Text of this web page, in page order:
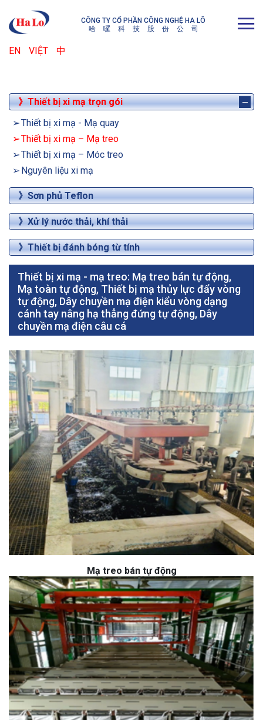
CÔNG TY CỔ PHẦN CÔNG NGHỆ HA LÔ
哈
囉 科 技 股 份 公 司
EN VIỆT 中
》Thiết bị xi mạ trọn gói
Thiết bị xi mạ - Mạ quay
Thiết bị xi mạ – Mạ treo
Thiết bị xi mạ – Móc treo
Nguyên liệu xi mạ
》Sơn phủ Teflon
》Xử lý nước thải, khí thải
》Thiết bị đánh bóng từ tính
Thiết bị xi mạ - mạ treo: Mạ treo bán tự động,
Mạ toàn tự động, Thiết bị mạ thủy lực đẩy vòng
tự động, Dây chuyền mạ điện kiểu vòng dạng
cánh tay nâng hạ thẳng đứng tự động, Dây
chuyền mạ điện câu cá
Mạ treo bán tự động